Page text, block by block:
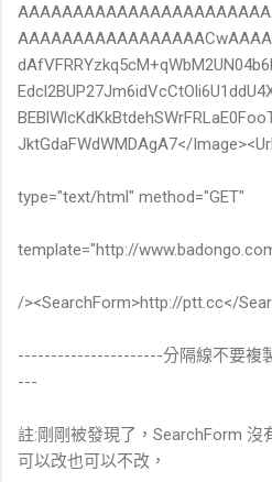
JktGdaFWdWMDAgA7</Image><Url
type="text/html" method="GET"
template="http://
/><SearchForm>http://ptt.cc</
----------------------分隔線不要
---
註:剛剛被發現了，SearchForm
可以改也可以不改，